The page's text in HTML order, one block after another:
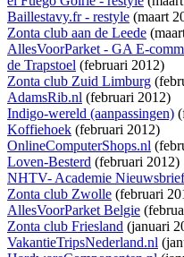
Baillestavy.fr - restyle (maart
Zonta club aan de Leede
AllesVoorParket - GA E-
de Trapstoel (februari 2012)
Zonta club Zuid Limburg
AdamsRib.nl (februari 2012)
Indigo-wereld (aanpassingen)
Koffiehoek (februari 2012)
OnlineComputerShops.nl
Loven-Besterd (februari 2012)
NHTV- Academie Nieuwsbrief
Zonta club Zwolle (februari
AllesVoorParket Belgie
Zonta club Friesland (januari
VakantieTripsNederland.nl